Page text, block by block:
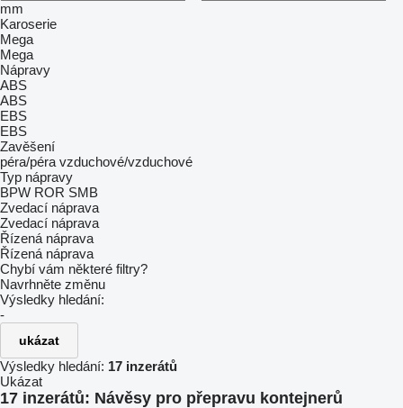
mm
Karoserie
Mega
Mega
Nápravy
ABS
ABS
EBS
EBS
Zavěšení
péra/péra vzduchové/vzduchové
Typ nápravy
BPW ROR SMB
Zvedací náprava
Zvedací náprava
Řízená náprava
Řízená náprava
Chybí vám některé filtry?
Navrhněte změnu
Výsledky hledání:
-
ukázat
Výsledky hledání: 17 inzerátů
Ukázat
17 inzerátů: Návěsy pro přepravu kontejnerů